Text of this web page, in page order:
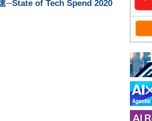
─State of Tech Spend 2020